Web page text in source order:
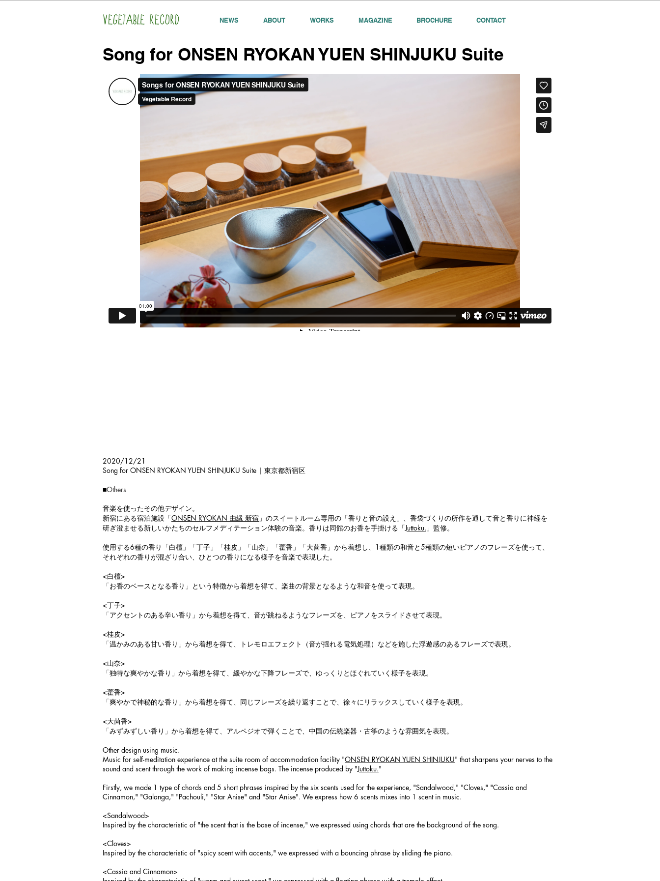
NEWS ABOUT WORKS MAGAZINE BROCHURE CONTACT
Song for ONSEN RYOKAN YUEN SHINJUKU Suite
2020/12/21
Song for ONSEN RYOKAN YUEN SHINJUKU Suite | 東京都新宿区
■Others
音楽を使ったその他デザイン。
新宿にある宿泊施設「ONSEN RYOKAN 由縁 新宿 」のスイートルーム専用の「香りと音の設え」、香袋づくりの所作を通して音と香りに神経を
研ぎ澄ませる新しいかたちのセルフメディテーション体験の音楽。香りは同館のお香を手掛ける「Juttoku. 」監修。
使用する6種の香り「白檀」「丁子」「桂皮」「山奈」「藿香」「大茴香」から着想し、1種類の和音と5種類の短いピアノのフレーズを使って、
それぞれの香りが混ざり合い、ひとつの香りになる様子を音楽で表現した。
<白檀>
「お香のベースとなる香り」という特徴から着想を得て、楽曲の背景となるような和音を使って表現。
<丁子>
「アクセントのある辛い香り」から着想を得て、音が跳ねるようなフレーズを、ピアノをスライドさせて表現。
<桂皮>
「温かみのある甘い香り」から着想を得て、トレモロエフェクト（音が揺れる電気処理）などを施した浮遊感のあるフレーズで表現。
<山奈>
「独特な爽やかな香り」から着想を得て、緩やかな下降フレーズで、ゆっくりとほぐれていく様子を表現。
<藿香>
「爽やかで神秘的な香り」から着想を得て、同じフレーズを繰り返すことで、徐々にリラックスしていく様子を表現。
<大茴香>
「みずみずしい香り」から着想を得て、アルペジオで弾くことで、中国の伝統楽器・古筝のような雰囲気を表現。​
Other design using music.
Music for self-meditation experience at the suite room of accommodation facility "ONSEN RYOKAN YUEN SHINJUKU" that sharpens your nerves to the
sound and scent through the work of making incense bags. The incense produced by "Juttoku."
Firstly, we made 1 type of chords and 5 short phrases inspired by the six scents used for the experience, "Sandalwood," "Cloves," "Cassia and
Cinnamon," "Galanga," "Pachouli," "Star Anise" and "Star Anise". We express how 6 scents mixes into 1 scent in music.
<Sandalwood>
Inspired by the characteristic of "the scent that is the base of incense," we expressed using chords that are the background of the song.
<Cloves>
Inspired by the characteristic of "spicy scent with accents," we expressed with a bouncing phrase by sliding the piano.
<Cassia and Cinnamon>